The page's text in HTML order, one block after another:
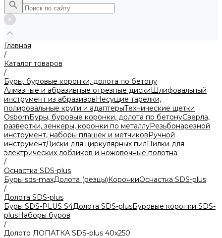
Главная
/
Каталог товаров
/
Буры, буровые коронки, долота по бетону
Алмазные и абразивные отрезные дискиШлифовальный
инструмент из абразивовНесущие тарелки,
полировальные круги и адаптерыТехнические щетки
OsbornБуры, буровые коронки, долота по бетонуСверла,
развертки, зенкеры, коронки по металлуРезьбонарезной
инструмент, наборы плашек и метчиковРучной
инструментДиски для циркулярных пилПилки для
электрических лобзиков и ножовочные полотна
/
Оснастка SDS-plus
Буры sds-maxДолота (резцы)КоронкиОснастка SDS-plus
/
Долота SDS-plus
Буры SDS-PLUS S4Долота SDS-plusБуровые коронки SDS-
plusНаборы буров
/
Долото ЛОПАТКА SDS-plus 40х250